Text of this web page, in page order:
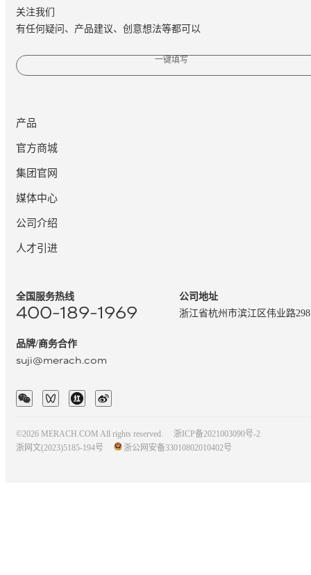
关注我们
有任何疑问、产品建议、创意想法等都可以
一键填写
产品
官方商城
集团官网
媒体中心
公司介绍
人才引进
全国服务热线
400-189-1969
品牌/商务合作
suji@merach.com
公司地址
浙江省杭州市滨江区伟业路
©2026 MERACH.COM All rights reserved.
浙ICP备2021003090号-2
浙网文(2023)5185-194号
浙公网安备33010802010402号